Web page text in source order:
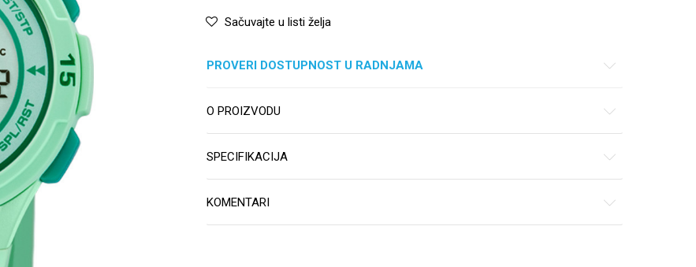
Sačuvajte u listi želja
PROVERI DOSTUPNOST U RADNJAMA
O PROIZVODU
SPECIFIKACIJA
KOMENTARI